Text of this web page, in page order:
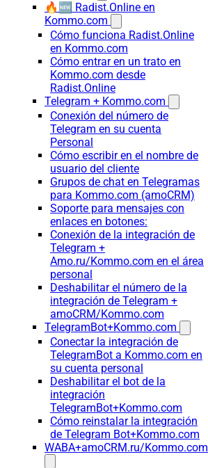
🔥🆕 Radist.Online en
Kommo.com
Cómo funciona Radist.Online
en Kommo.com
Cómo entrar en un trato en
Kommo.com desde
Radist.Online
Telegram + Kommo.com
Conexión del número de
Telegram en su cuenta
Personal
Cómo escribir en el nombre de
usuario del cliente
Grupos de chat en Telegramas
para Kommo.com (amoCRM)
Soporte para mensajes con
enlaces en botones:
Conexión de la integración de
Telegram +
Amo.ru/Kommo.com en el área
personal
Deshabilitar el número de la
integración de Telegram +
amoCRM/Kommo.com
TelegramBot+Kommo.com
Conectar la integración de
TelegramBot a Kommo.com en
su cuenta personal
Deshabilitar el bot de la
integración
TelegramBot+Kommo.com
Cómo reinstalar la integración
de Telegram Bot+Kommo.com
WABA+amoCRM.ru/Kommo.com